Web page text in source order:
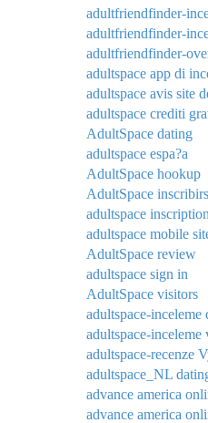
adultfriendfinder-
adultfriendfinder-
adultfriendfinder-
adultspace app di
adultspace avis site
adultspace crediti
AdultSpace dating
adultspace espa?a
AdultSpace hookup
AdultSpace
adultspace inscription
adultspace mobile
AdultSpace review
adultspace sign in
AdultSpace visitors
adultspace-inceleme
adultspace-inceleme
adultspace-recenze
adultspace_NL
advance america
advance america